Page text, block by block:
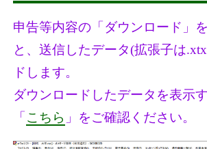
申告等内容の「ダウンロード」
と、送信したデータ(拡張子は
ドします。
ダウンロードしたデータを表示
「こちら 」をご確認ください。